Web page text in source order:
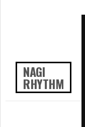
NAGI
RHYTHM